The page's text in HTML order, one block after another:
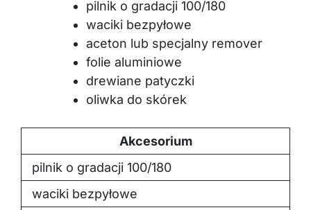
pilnik o gradacji 100/180
waciki bezpyłowe
aceton lub specjalny remover
folie aluminiowe
drewiane patyczki
oliwka do skórek
Akcesorium
pilnik o gradacji 100/180
waciki bezpyłowe